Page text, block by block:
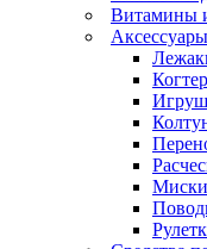
Витамины
Миски